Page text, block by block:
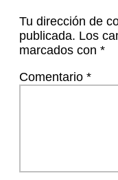
Tu dirección de
publicada. Los
marcados con *
Comentario *